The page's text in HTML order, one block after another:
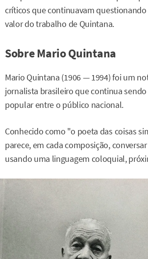
críticos que continuavam questionando
valor do trabalho de Quintana.
Sobre Mario Quintana
Mario Quintana (1906 — 1994) foi um
jornalista brasileiro que continua
popular entre o público nacional.
Conhecido como "o poeta das coisas
parece, em cada composição,
usando uma linguagem coloquial,